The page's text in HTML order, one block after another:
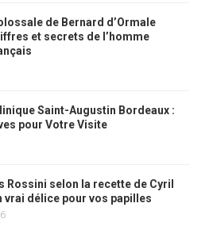
de Bernard d’Ormale
et secrets de l’homme
Saint-Augustin Bordeaux :
pour Votre Visite
Rossini selon la recette de Cyril
vrai délice pour vos papilles